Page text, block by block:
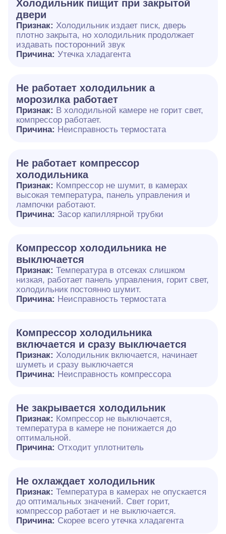
Холодильник пищит при закрытой
двери
Признак: Холодильник издает писк, дверь
плотно закрыта, но холодильник продолжает
издавать посторонний звук
Причина: Утечка хладагента
Не работает холодильник а
морозилка работает
Признак: В холодильной камере не горит свет,
компрессор работает.
Причина: Неисправность термостата
Не работает компрессор
холодильника
Признак: Компрессор не шумит, в камерах
высокая температура, панель управления и
лампочки работают.
Причина: Засор капиллярной трубки
Компрессор холодильника не
выключается
Признак: Температура в отсеках слишком
низкая, работает панель управления, горит свет,
холодильник постоянно шумит.
Причина: Неисправность термостата
Компрессор холодильника
включается и сразу выключается
Признак: Холодильник включается, начинает
шуметь и сразу выключается
Причина: Неисправность компрессора
Не закрывается холодильник
Признак: Компрессор не выключается,
температура в камере не понижается до
оптимальной.
Причина: Отходит уплотнитель
Не охлаждает холодильник
Признак: Температура в камерах не опускается
до оптимальных значений. Свет горит,
компрессор работает и не выключается.
Причина: Скорее всего утечка хладагента